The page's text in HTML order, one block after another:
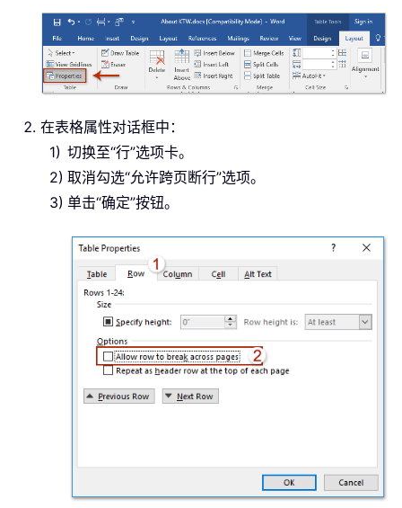
在表格属性对话框中：
切换至“行”选项卡。
取消勾选“允许跨页断行”选项。
单击“确定”按钮。